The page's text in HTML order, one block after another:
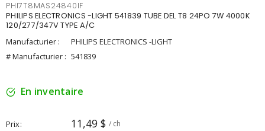
PHI7T8MAS24840IF
PHILIPS ELECTRONICS -LIGHT 541839 TUBE DEL T8 24PO 7W 4000K
120/277/347V TYPE A/C
Manufacturier :
PHILIPS ELECTRONICS -LIGHT
# Manufacturier : 541839
En inventaire
Prix 11,49 $ / ch